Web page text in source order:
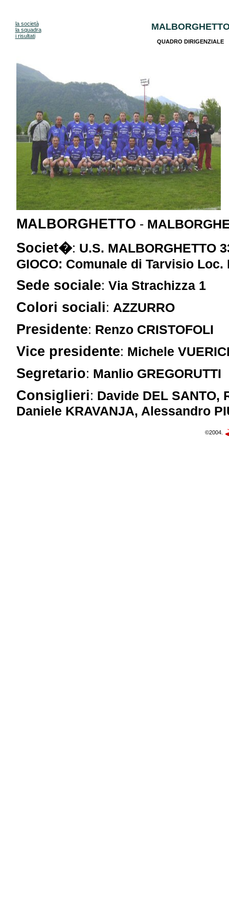
la società
la squadra
i risultati
QUADRO DIRIGENZIALE
MALBORGHETTO -
Societ�: U.S. MALBORGHETTO
GIOCO: Comunale di Tarvisio
Sede sociale: Via Strachizza 1
Colori sociali: AZZURRO
Presidente: Renzo CRISTOFOLI
Vice presidente: Michele
Segretario: Manlio GREGORUTTI
Consiglieri: Davide DEL SANTO,
Daniele KRAVANJA, Alessandro
©2004.